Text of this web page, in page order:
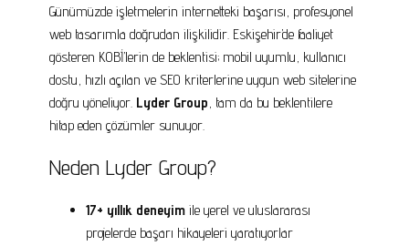
Günümüzde işletmelerin internetteki başarısı, profesyonel
web tasarımla doğrudan ilişkilidir. Eskişehir’de faaliyet
gösteren KOBİ’lerin de beklentisi; mobil uyumlu, kullanıcı
dostu, hızlı açılan ve SEO kriterlerine uygun web sitelerine
doğru yöneliyor. Lyder Group, tam da bu beklentilere
hitap eden çözümler sunuyor.
Neden Lyder Group?
17+ yıllık deneyim ile yerel ve uluslararası
projelerde başarı hikayeleri yaratıyorlar